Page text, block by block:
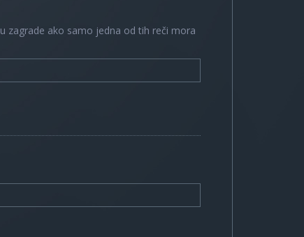
u zagrade ako samo jedna od tih reči mora